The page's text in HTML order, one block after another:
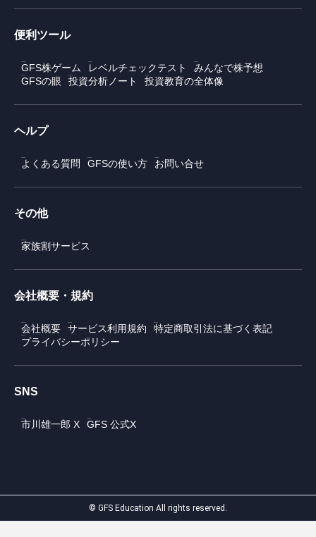
便利ツール
GFS株ゲーム レベルチェックテスト
みんなで株予想
GFSの眼
投資分析ノート 投資教育の全体像
ヘルプ
よくある質問 GFSの使い方 お問い合せ
その他
家族割サービス
会社概要・規約
会社概要 サービス利用規約
特定商取引法に基づく表記
プライバシーポリシー
SNS
市川雄一郎 X GFS 公式X
© GFS Education All rights reserved.